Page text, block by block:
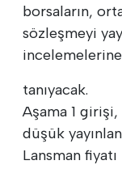
borsaların,
sözleşmeyi
tanıyacak.
Aşama 1
düşük
Lansman